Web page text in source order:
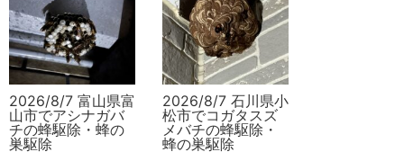
2026/8/7 富山県富
山市でアシナガバ
チの蜂駆除・蜂の
巣駆除
2026/8/7 石川県小
松市でコガタスズ
メバチの蜂駆除・
蜂の巣駆除